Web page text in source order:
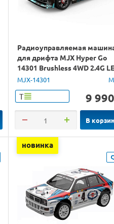
Радиоуправляемая
для дрифта MJX Hyper Go
14301 Brushless 4WD 2.4G
1/14 RTR
MJX-14301
Т 9 990
В
новинка